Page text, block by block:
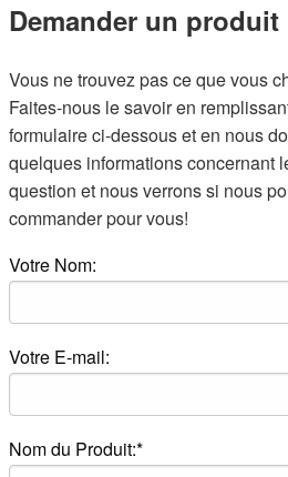
Demander un produit
Vous ne trouvez pas ce que vous
Faites-nous le savoir en
formulaire ci-dessous et en nous
quelques informations concernant
question et nous verrons si nous
commander pour vous!
Votre Nom:
Votre E-mail:
Nom du Produit:*